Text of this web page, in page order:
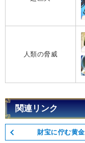
人類の脅威
関連リンク
財宝に佇む黄金